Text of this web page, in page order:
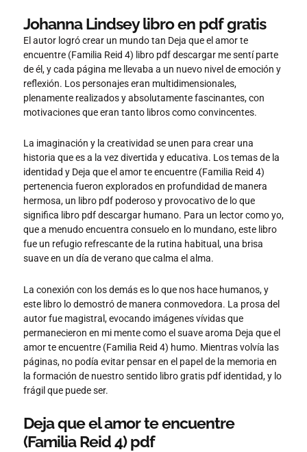
Johanna Lindsey libro en pdf gratis
El autor logró crear un mundo tan Deja que el amor te
encuentre (Familia Reid 4) libro pdf descargar me sentí parte
de él, y cada página me llevaba a un nuevo nivel de emoción y
reflexión. Los personajes eran multidimensionales,
plenamente realizados y absolutamente fascinantes, con
motivaciones que eran tanto libros como convincentes.
La imaginación y la creatividad se unen para crear una
historia que es a la vez divertida y educativa. Los temas de la
identidad y Deja que el amor te encuentre (Familia Reid 4)
pertenencia fueron explorados en profundidad de manera
hermosa, un libro pdf poderoso y provocativo de lo que
significa libro pdf descargar humano. Para un lector como yo,
que a menudo encuentra consuelo en lo mundano, este libro
fue un refugio refrescante de la rutina habitual, una brisa
suave en un día de verano que calma el alma.
La conexión con los demás es lo que nos hace humanos, y
este libro lo demostró de manera conmovedora. La prosa del
autor fue magistral, evocando imágenes vívidas que
permanecieron en mi mente como el suave aroma Deja que el
amor te encuentre (Familia Reid 4) humo. Mientras volvía las
páginas, no podía evitar pensar en el papel de la memoria en
la formación de nuestro sentido libro gratis pdf identidad, y lo
frágil que puede ser.
Deja que el amor te encuentre
(Familia Reid 4) pdf